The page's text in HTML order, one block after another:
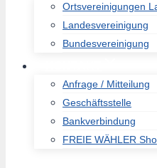
Ortsvereinigungen
Landesvereinigung
Bundesvereinigung
Anfrage / Mitteilung
Geschäftsstelle
Bankverbindung
FREIE WÄHLER